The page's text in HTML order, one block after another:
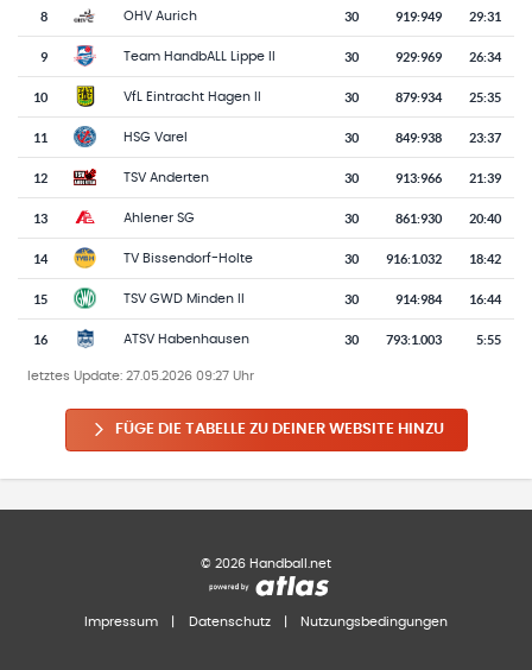
8 OHV Aurich 30 919:949 29:31
9 Team HandbALL Lippe II 30 929:969 26:34
10 VfL Eintracht Hagen II 30 879:934 25:35
11 HSG Varel 30 849:938 23:37
12 TSV Anderten 30 913:966 21:39
13 Ahlener SG 30 861:930 20:40
14 TV Bissendorf-Holte 30 916:1.032 18:42
15 TSV GWD Minden II 30 914:984 16:44
16 ATSV Habenhausen 30 793:1.003 5:55
letztes Update: 27.05.2026 09:27 Uhr
FÜGE DIE TABELLE ZU DEINER WEBSITE HINZU
© 2026 Handball.net
Impressum Datenschutz Nutzungsbedingungen